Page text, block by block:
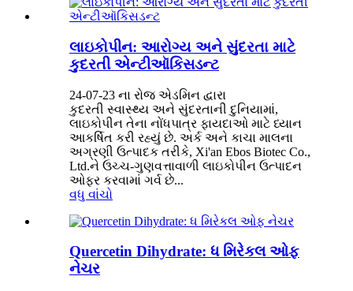
લાઇકોપીન: આરોગ્ય અને સુંદરતા માટે
કુદરતી એન્ટીઑકિસડન્ટ
24-07-23 ના રોજ એડમિન દ્વારા
કુદરતી સ્વાસ્થ્ય અને સુંદરતાની દુનિયામાં,
લાઇકોપીન તેના નોંધપાત્ર ફાયદાઓ માટે ધ્યાન
આકર્ષિત કરી રહ્યું છે. અર્ક અને કાચા માલના
અગ્રણી ઉત્પાદક તરીકે, Xi'an Ebos Biotec Co.,
Ltd.ને ઉચ્ચ-ગુણવત્તાવાળી લાઇકોપીન ઉત્પાદન
ઓફર કરવામાં ગર્વ છે...
વધુ વાંચો
Quercetin Dihydrate: ધ મિરેકલ ઓફ
નેચર